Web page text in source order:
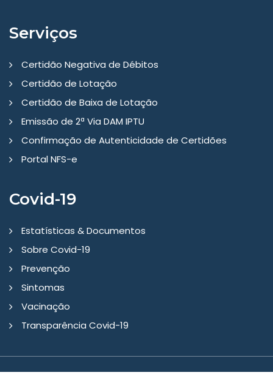
Serviços
Certidão Negativa de Débitos
Certidão de Lotação
Certidão de Baixa de Lotação
Emissão de 2ª Via DAM IPTU
Confirmação de Autenticidade de Certidões
Portal NFS-e
Covid-19
Estatísticas & Documentos
Sobre Covid-19
Prevenção
Sintomas
Vacinação
Transparência Covid-19